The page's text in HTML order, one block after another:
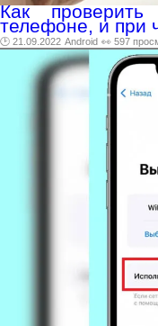
Как
телефоне, и при
🕑 21.09.2022 Android 👀 597